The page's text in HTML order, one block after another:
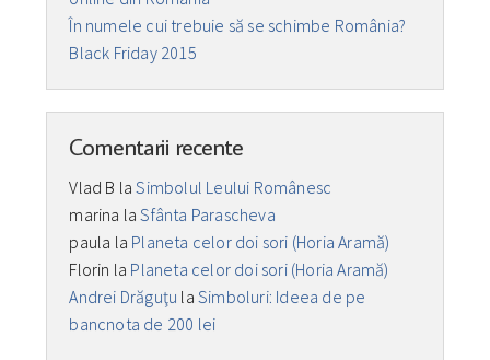
În numele cui trebuie să se schimbe România?
Black Friday 2015
Comentarii recente
Vlad B laSimbolul Leului Românesc
marina laSfânta Parascheva
paula la Planeta celor doi sori (Horia Aramă)
Florin la Planeta celor doi sori (Horia Aramă)
Andrei Drăguţu laSimboluri: Ideea de pe
bancnota de 200 lei